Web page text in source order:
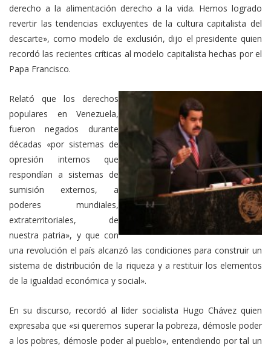
derecho a la alimentación derecho a la vida. Hemos logrado
revertir las tendencias excluyentes de la cultura capitalista del
descarte», como modelo de exclusión, dijo el presidente quien
recordó las recientes críticas al modelo capitalista hechas por el
Papa Francisco.
Relató que los derechos
populares en Venezuela,
fueron negados durante
décadas «por sistemas de
opresión internos que
respondían a sistemas de
sumisión externos, a
poderes mundiales,
extraterritoriales, de
nuestra patria», y que con
una revolución el país alcanzó las condiciones para construir un
sistema de distribución de la riqueza y a restituir los elementos
de la igualdad económica y social».
En su discurso, recordó al líder socialista Hugo Chávez quien
expresaba que «si queremos superar la pobreza, démosle poder
a los pobres, démosle poder al pueblo», entendiendo por tal un